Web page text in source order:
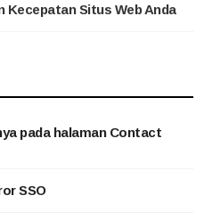
Situs Web Anda
pada halaman Contact
SSO